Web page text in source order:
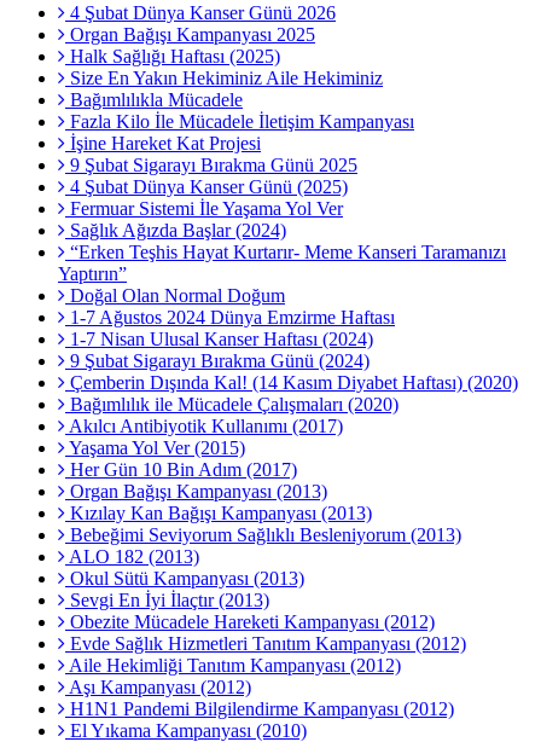
4 Şubat Dünya Kanser Günü 2026
Organ Bağışı Kampanyası 2025
Halk Sağlığı Haftası (2025)
Size En Yakın Hekiminiz Aile Hekiminiz
Bağımlılıkla Mücadele
Fazla Kilo İle Mücadele İletişim Kampanyası
İşine Hareket Kat Projesi
9 Şubat Sigarayı Bırakma Günü 2025
4 Şubat Dünya Kanser Günü (2025)
Fermuar Sistemi İle Yaşama Yol Ver
Sağlık Ağızda Başlar (2024)
“Erken Teşhis Hayat Kurtarır- Meme Kanseri Taramanızı
Yaptırın”
Doğal Olan Normal Doğum
1-7 Ağustos 2024 Dünya Emzirme Haftası
1-7 Nisan Ulusal Kanser Haftası (2024)
9 Şubat Sigarayı Bırakma Günü (2024)
Çemberin Dışında Kal! (14 Kasım Diyabet Haftası) (2020)
Bağımlılık ile Mücadele Çalışmaları (2020)
Akılcı Antibiyotik Kullanımı (2017)
Yaşama Yol Ver (2015)
Her Gün 10 Bin Adım (2017)
Organ Bağışı Kampanyası (2013)
Kızılay Kan Bağışı Kampanyası (2013)
Bebeğimi Seviyorum Sağlıklı Besleniyorum (2013)
ALO 182 (2013)
Okul Sütü Kampanyası (2013)
Sevgi En İyi İlaçtır (2013)
Obezite Mücadele Hareketi Kampanyası (2012)
Evde Sağlık Hizmetleri Tanıtım Kampanyası (2012)
Aile Hekimliği Tanıtım Kampanyası (2012)
Aşı Kampanyası (2012)
H1N1 Pandemi Bilgilendirme Kampanyası (2012)
El Yıkama Kampanyası (2010)